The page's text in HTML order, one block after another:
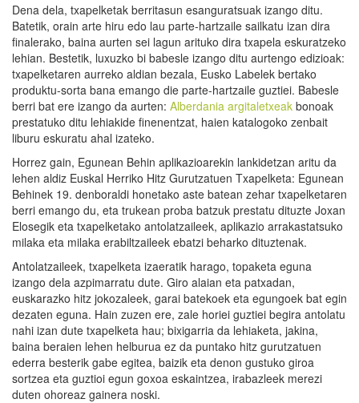
Dena dela, txapelketak berritasun esanguratsuak izango ditu.
Batetik, orain arte hiru edo lau parte-hartzaile sailkatu izan dira
finalerako, baina aurten sei lagun arituko dira txapela eskuratzeko
lehian. Bestetik, luxuzko bi babesle izango ditu aurtengo edizioak:
txapelketaren aurreko aldian bezala, Eusko Labelek bertako
produktu-sorta bana emango die parte-hartzaile guztiei. Babesle
berri bat ere izango da aurten: Alberdania argitaletxeak bonoak
prestatuko ditu lehiakide finenentzat, haien katalogoko zenbait
liburu eskuratu ahal izateko.
Horrez gain, Egunean Behin aplikazioarekin lankidetzan aritu da
lehen aldiz Euskal Herriko Hitz Gurutzatuen Txapelketa: Egunean
Behinek 19. denboraldi honetako aste batean zehar txapelketaren
berri emango du, eta trukean proba batzuk prestatu dituzte Joxan
Elosegik eta txapelketako antolatzaileek, aplikazio arrakastatsuko
milaka eta milaka erabiltzaileek ebatzi beharko dituztenak.
Antolatzaileek, txapelketa izaeratik harago, topaketa eguna
izango dela azpimarratu dute. Giro alaian eta patxadan,
euskarazko hitz jokozaleek, garai batekoek eta egungoek bat egin
dezaten eguna. Hain zuzen ere, zale horiei guztiei begira antolatu
nahi izan dute txapelketa hau; bixigarria da lehiaketa, jakina,
baina beraien lehen helburua ez da puntako hitz gurutzatuen
ederra besterik gabe egitea, baizik eta denon gustuko giroa
sortzea eta guztioi egun goxoa eskaintzea, irabazleek merezi
duten ohoreaz gainera noski.